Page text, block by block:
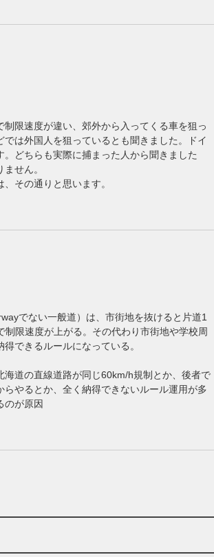
制限速度が違い、郊外から入ってくる車を狙っ
は外国人を狙っているとも聞きました。ドイ
どちらも実際に捕まった人から聞きました
せん。
その通りと思います。
でない一般道）は、市街地を抜けると片道1
限速度が上がる。その代わり市街地や学校周
できるルールになっている。
海道の直線道路が同じ60km/h規制とか、後者で
やるとか、全く納得できないルール運用が多
のが原因